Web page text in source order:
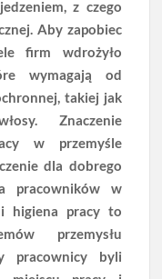
z czego
Aby zapobiec
firm wdrożyło
wymagają od
takiej jak
Znaczenie
w przemyśle
dla dobrego
pracowników w
i higiena pracy to
przemysłu
pracownicy byli